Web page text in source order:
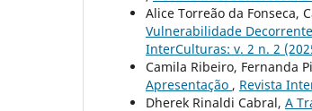
Alice Torreão da Fonseca,
Vulnerabilidade
InterCulturas: v. 2 n. 2
Camila Ribeiro, Fernanda
Apresentação , Revista
Dherek Rinaldi Cabral, A